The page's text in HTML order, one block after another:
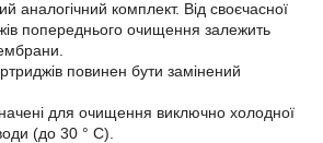
аналогічний комплект. Від своєчасної
попереднього очищення залежить
повинен бути замінений
для очищення виключно холодної
(до 30 ° С).